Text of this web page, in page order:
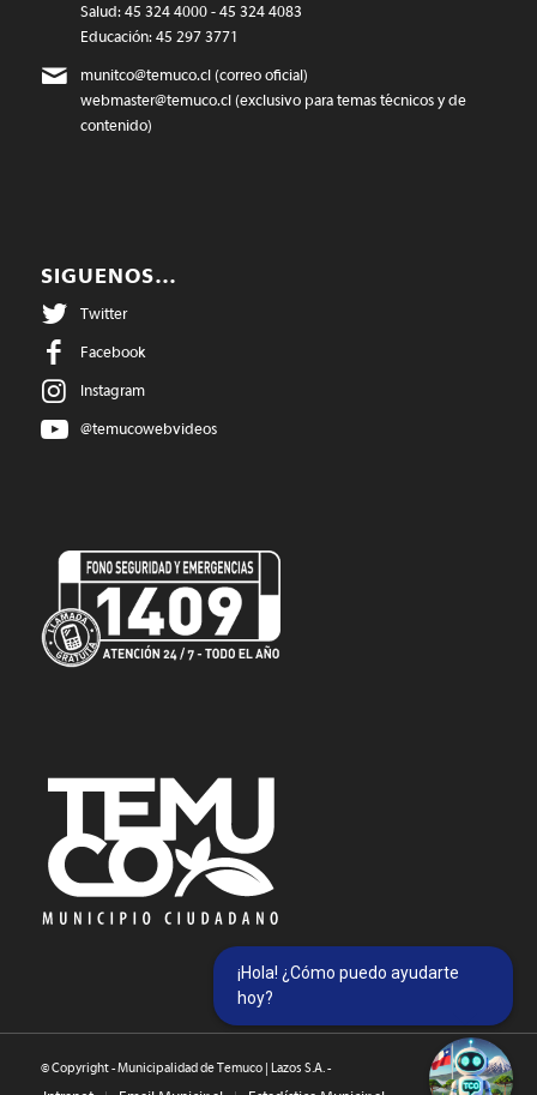
Salud: 45 324 4000 - 45 324 4083
Educación: 45 297 3771
munitco@temuco.cl(correo oficial)
webmaster@temuco.cl(exclusivo para temas técnicos y de
contenido)
SIGUENOS…
Twitter
Facebook
Instagram
@temucowebvideos
© Copyright - Municipalidad de Temuco | Lazos S.A. -
¡Hola! ¿Cómo puedo ayudarte
hoy?